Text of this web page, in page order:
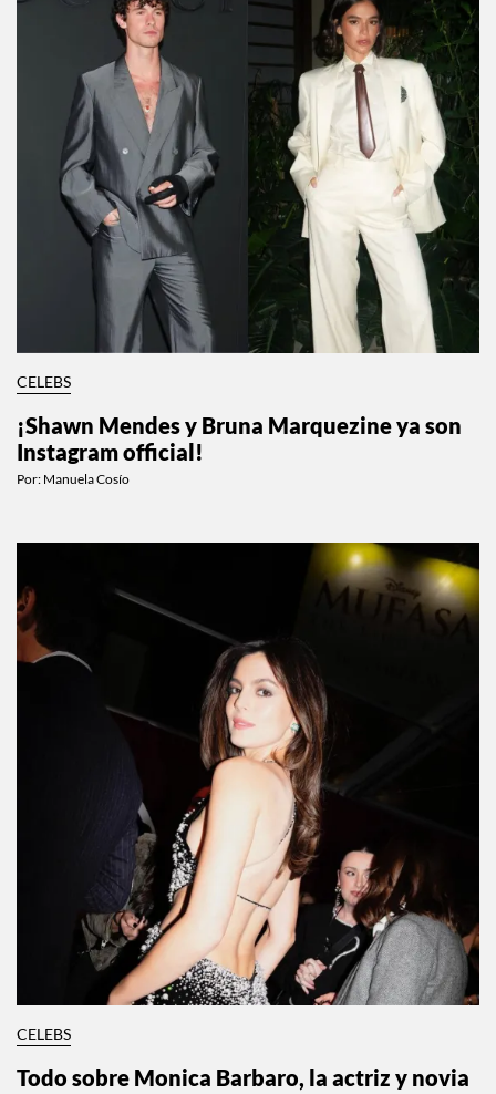
CELEBS
¡Shawn Mendes y Bruna Marquezine ya son
Instagram official!
Por: Manuela Cosío
CELEBS
Todo sobre Monica Barbaro, la actriz y novia